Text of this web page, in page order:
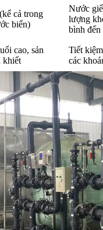
cả trong
biển)
Nước
lượng
bình đến
cao, sản
khiết
Tiết
các